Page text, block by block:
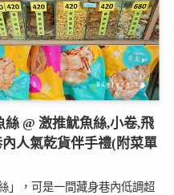
@ 激推魷魚絲,小卷,飛
人氣乾貨伴手禮(附菜單
」，可是一間藏身巷內低調超